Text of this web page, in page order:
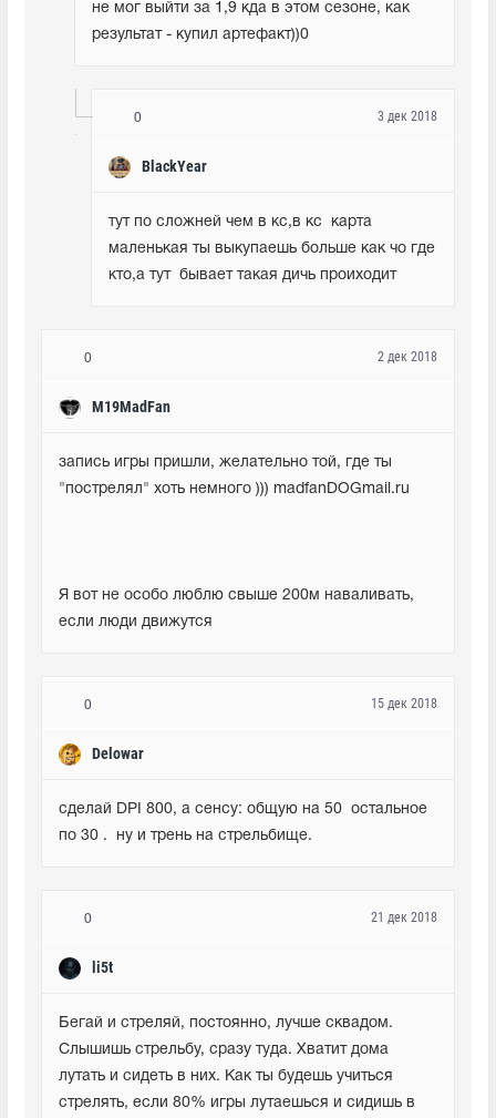
не мог выйти за 1,9 кда в этом сезоне, как
результат - купил артефакт))0
0
BlackYear
3 дек 2018
тут по сложней чем в кс,в кс  карта
маленькая ты выкупаешь больше как чо где
кто,а тут  бывает такая дичь проиходит
0
M19MadFan
2 дек 2018
запись игры пришли, желательно той, где ты
"пострелял" хоть немного ))) madfanDOGmail.ru
Я вот не особо люблю свыше 200м наваливать,
если люди движутся
0
Delowar
15 дек 2018
сделай DPI 800, а сенсу: общую на 50  остальное
по 30 .  ну и трень на стрельбище.
0
li5t
21 дек 2018
Бегай и стреляй, постоянно, лучше сквадом.
Слышишь стрельбу, сразу туда. Хватит дома
лутать и сидеть в них. Как ты будешь учиться
стрелять, если 80% игры лутаешься и сидишь в